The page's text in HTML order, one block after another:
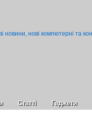
Статті Гаджети